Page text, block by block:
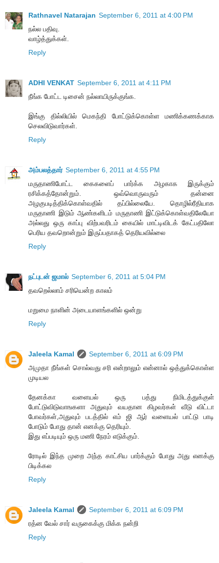
Rathnavel Natarajan September 6, 2011 at 4:00 PM
நல்ல பதிவு.
வாழ்த்துக்கள்.
Reply
ADHI VENKAT September 6, 2011 at 4:11 PM
நீங்க போட்ட டிசைன் நல்லாயிருக்குங்க.
இங்கு தில்லியில் மெகந்தி போட்டுக்கொள்ள மணிக்கணக்காக
செலவிடுவார்கள்.
Reply
அம்பலத்தார் September 6, 2011 at 4:55 PM
மருதாணிபோட்ட கைகளைப் பார்க்க அழகாக இருக்கும்
ரசிக்கத்தோன்றும். ஒவ்வொருவரும் தன்னை
அழகுபடித்திக்கொள்வதில் தப்பில்லையே. தொழில்ரீதியாக
மருதாணி இடும் ஆண்களிடம் மருதாணி இட்டுக்கொள்வதிலேயோ
அல்லது ஒரு காப்பு விற்பவரிடம் கையில் மாட்டிவிடக் கேட்பதிலோ
பெரிய தவறொன்றும் இருப்பதாகத் தெரியவில்லை
Reply
நட்புடன் ஜமால் September 6, 2011 at 5:04 PM
தவறெல்லாம் சரியென்ற காலம்
மறுமை நாளின் அடையாளங்களில் ஒன்று
Reply
Jaleela Kamal
September 6, 2011 at 6:09 PM
அமுதா நீங்கள் சொல்வது சரி என்றாலும் என்னால் ஒத்துக்கொள்ள
முடியல
தேனக்கா வளையல் ஒரு பத்து நிமிடத்துக்குள்
போட்டுவிடுவாஙகளா அதுவும் வயதான கிழவர்கள் வீடு விட்டா
போவர்கள்,அதுவும் படத்தில் எம் ஜி ஆர் வளையல் பாட்டு பாடி
போடும் போது தான் எனக்கு தெரியும்.
இது எப்படியும் ஒரு மணி நேரம் எடுக்கும்.
ரோடில் இந்த முறை அந்த காட்சிய பார்க்கும் போது அது எனக்கு
பிடிக்கல
Reply
Jaleela Kamal
September 6, 2011 at 6:09 PM
ரத்ன வேல் சார் வருகைக்கு மிக்க நன்றி
Reply